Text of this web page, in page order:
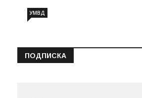
УМВД
ПОДПИСКА